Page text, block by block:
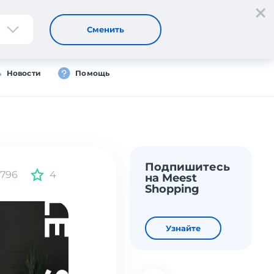
Регистрация
Новости Помощь
Сменить
796 4
Подпишитесь
на Meest
Shopping
Узнайте